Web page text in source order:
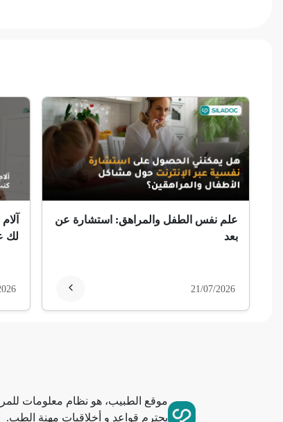
ضمور الألم
ضمور عصبي ألمي
ثعلبة
استسقاء عام
علم نفس الطفل والمراهق: استشارة عن
بعد
21/07/2026
لك
موقع الطبيب، هو نظام معلومات
يحترم قواعد و أخلاقيات مهنة الطب.